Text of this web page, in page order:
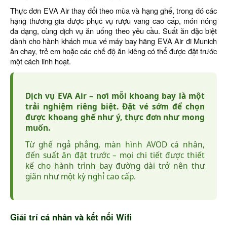
Thực đơn EVA Air thay đổi theo mùa và hạng ghế, trong đó các
hạng thương gia được phục vụ rượu vang cao cấp, món nóng
đa dạng, cùng dịch vụ ăn uống theo yêu cầu. Suất ăn đặc biệt
dành cho hành khách mua vé máy bay hãng EVA Air đi Munich
ăn chay, trẻ em hoặc các chế độ ăn kiêng có thể được đặt trước
một cách linh hoạt.
Dịch vụ EVA Air – nơi mỗi khoang bay là một
trải nghiệm riêng biệt. Đặt vé sớm để chọn
được khoang ghế như ý, thực đơn như mong
muốn.
Từ ghế ngả phẳng, màn hình AVOD cá nhân,
đến suất ăn đặt trước – mọi chi tiết được thiết
kế cho hành trình bay đường dài trở nên thư
giãn như một kỳ nghỉ cao cấp.
Giải trí cá nhân và kết nối Wifi